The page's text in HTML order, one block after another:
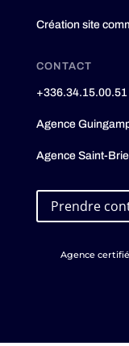
Création site
CONTACT
+336.34.15.00.51
Agence
Agence Saint-
Prendre
Agence